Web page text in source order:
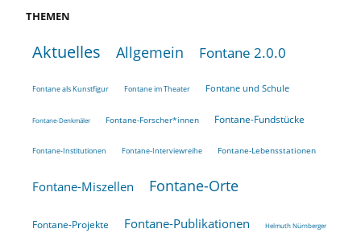
THEMEN
Aktuelles Allgemein Fontane 2.0.0
Fontane als Kunstfigur Fontane im Theater Fontane und Schule
Fontane-Denkmäler Fontane-Forscher*innen Fontane-Fundstücke
Fontane-Institutionen Fontane-Interviewreihe Fontane-Lebensstationen
Fontane-Miszellen Fontane-Orte
Fontane-Projekte Fontane-Publikationen Helmuth Nürnberger